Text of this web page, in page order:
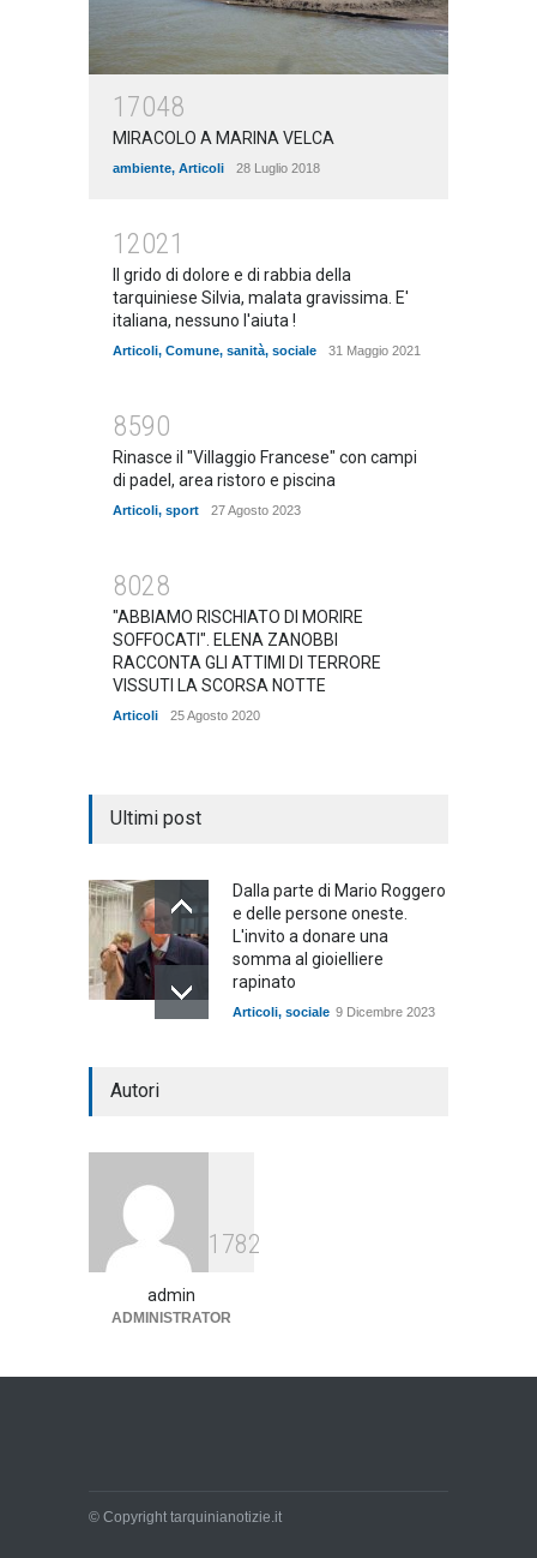
17048
MIRACOLO A MARINA VELCA
ambiente, Articoli 28 Luglio 2018
12021
Il grido di dolore e di rabbia della
tarquiniese Silvia, malata gravissima. E'
italiana, nessuno l'aiuta !
Articoli, Comune, sanità, sociale 31 Maggio 2021
8590
Rinasce il "Villaggio Francese" con campi
di padel, area ristoro e piscina
Articoli, sport 27 Agosto 2023
8028
"ABBIAMO RISCHIATO DI MORIRE
SOFFOCATI". ELENA ZANOBBI
RACCONTA GLI ATTIMI DI TERRORE
VISSUTI LA SCORSA NOTTE
Articoli 25 Agosto 2020
Ultimi post
Dalla parte di Mario Roggero
e delle persone oneste.
L'invito a donare una
somma al gioielliere
rapinato
Articoli, sociale 9 Dicembre 2023
Autori
1782
admin
ADMINISTRATOR
© Copyright tarquinianotizie.it